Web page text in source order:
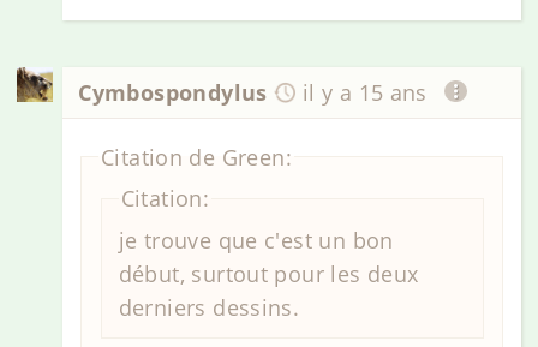
Cymbospondylus il y a 15 ans
Citation de Green:
Citation:
je trouve que c'est un bon
début, surtout pour les deux
derniers dessins.